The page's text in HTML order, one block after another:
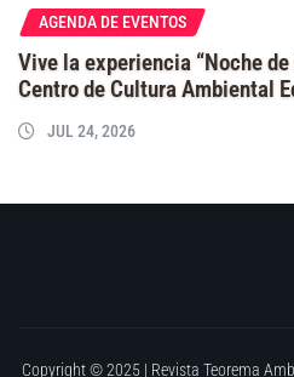
AGENDA DE EVENTOS
Vive la experiencia “Noche
Centro de Cultura Ambiental
JUL 24, 2026
Copyright © 2025 | Revista Teorema